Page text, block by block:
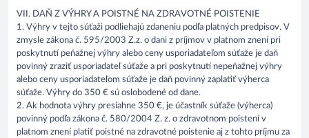
VII. DAŇ Z VÝHRY A POISTNÉ NA ZDRAVOTNÉ POISTENIE
1. Výhry v tejto súťaži podliehajú zdaneniu podľa platných predpisov. V
zmysle zákona č. 595/2003 Z.z. o dani z príjmov v platnom znení pri
poskytnutí peňažnej výhry alebo ceny usporiadateľom súťaže je daň
povinný zraziť usporiadateľ súťaže a pri poskytnutí nepeňažnej výhry
alebo ceny usporiadateľom súťaže je daň povinný zaplatiť výherca
súťaže. Výhry do 350 € sú oslobodené od dane.
2. Ak hodnota výhry presiahne 350 €, je účastník súťaže (výherca)
povinný podľa zákona č. 580/2004 Z. z. o zdravotnom poistení v
platnom znení platiť poistné na zdravotné poistenie aj z tohto príjmu za